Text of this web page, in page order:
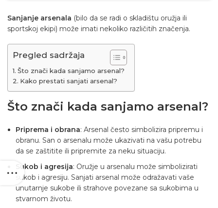
Sanjanje arsenala (bilo da se radi o skladištu oružja ili
sportskoj ekipi) može imati nekoliko različitih značenja.
Pregled sadržaja
Što znači kada sanjamo arsenal?
Kako prestati sanjati arsenal?
Što znači kada sanjamo arsenal?
Priprema i obrana: Arsenal često simbolizira pripremu i
obranu. San o arsenalu može ukazivati na vašu potrebu
da se zaštitite ili pripremite za neku situaciju.
Sukob i agresija: Oružje u arsenalu može simbolizirati
sukob i agresiju. Sanjati arsenal može odražavati vaše
unutarnje sukobe ili strahove povezane sa sukobima u
stvarnom životu.